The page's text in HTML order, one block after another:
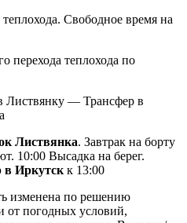
теплохода. Свободное время на
перехода теплохода по
Листвянку — Трансфер в
Листвянка. Завтрак на борту
10:00 Высадка на берег.
в Иркутск к 13:00
изменена по решению
от погодных условий,